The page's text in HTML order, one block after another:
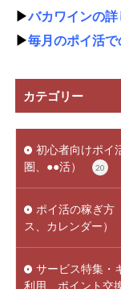
▶バカワインの
▶毎月のポイ活
カテゴリー
初心者向けポイ
圏、●●活）
20
ポイ活の稼ぎ方
ス、カレンダー）
サービス特集・
利用、ポイント交